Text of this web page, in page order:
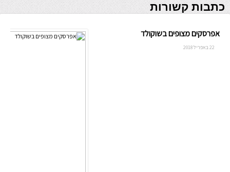
כתבות קשורות
אפרסקים מצופים בשוקולד
22 באפריל 2018